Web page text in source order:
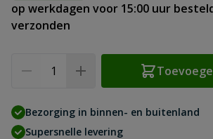
op werkdagen voor 15:00 uur
verzonden
Bezorging in binnen- en buitenland
Supersnelle levering